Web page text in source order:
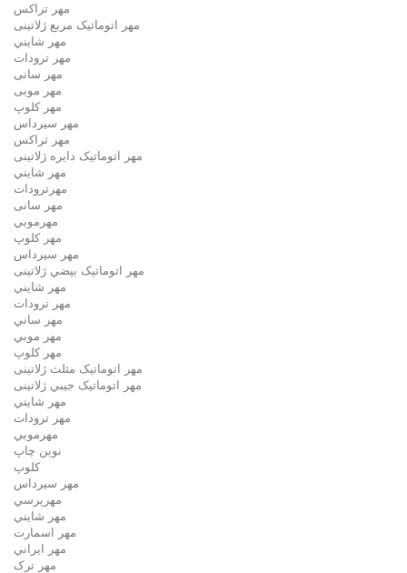
مهر تراکس
مهر اتوماتیک مربع ژلاتینی
مهر شايني
مهر ترودات
مهر سانی
مهر موبی
مهر كلوپ
مهر سيرداس
مهر تراکس
مهر اتوماتیک دايره ژلاتینی
مهر شايني
مهرترودات
مهر سانی
مهرموبي
مهر كلوپ
مهر سيرداس
مهر اتوماتیک بيضي ژلاتینی
مهر شايني
مهر ترودات
مهر ساني
مهر موبي
مهر كلوپ
مهر اتوماتیک مثلث ژلاتینی
مهر اتوماتیک جيبي ژلاتینی
مهر شايني
مهر ترودات
مهرموبي
نوين چاپ
کلوپ
مهر سيرداس
مهرپرسي
مهر شايني
مهر اسمارت
مهر ايراني
مهر ترک